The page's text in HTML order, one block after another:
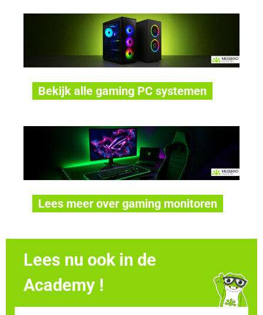
Bekijk alle gaming PC systemen
Lees meer over gaming monitoren
Lees nu ook in de
Academy !